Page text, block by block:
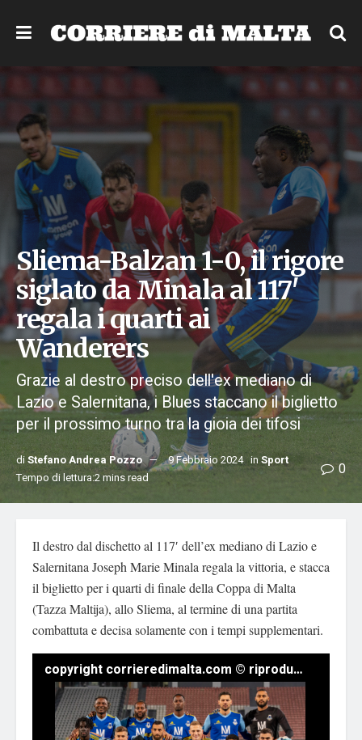
Sliema-Balzan 1-0, il rigore
siglato da Minala al 117′
regala i quarti ai
Wanderers
Grazie al destro preciso dell'ex mediano di
Lazio e Salernitana, i Blues staccano il biglietto
per il prossimo turno tra la gioia dei tifosi
diStefano Andrea Pozzo 9 Febbraio 2024 in Sport
Tempo di lettura:2 mins read
0
Il destro dal dischetto al 117′ dell’ex mediano di Lazio e
Salernitana Joseph Marie Minala regala la vittoria, e stacca
il biglietto per i quarti di finale della Coppa di Malta
(Tazza Maltija), allo Sliema, al termine di una partita
combattuta e decisa solamente con i tempi supplementari.
copyright corrieredimalta.com © riproduzione riservata